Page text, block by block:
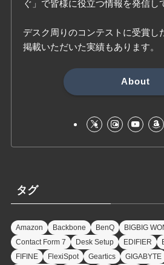
ぐ」で皆様に役立つ情報を発信し
デスク周りのコンテストに受賞し
掲載いただいた実績もあります。
About
タグ
Amazon Backbone BenQ BIGBIG
Contact Form 7
Desk Setup EDIFIER
FIFINE
FlexiSpot Geartics GIGABYTE